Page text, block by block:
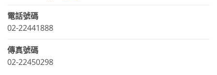
電話號碼
02-22441888
傳真號碼
02-22450298